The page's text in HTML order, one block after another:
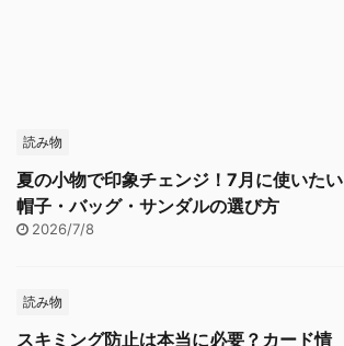
読み物
夏の小物で印象チェンジ！7月に使いたい
帽子・バッグ・サンダルの選び方
2026/7/8
読み物
スキミング防止は本当に必要？カード情